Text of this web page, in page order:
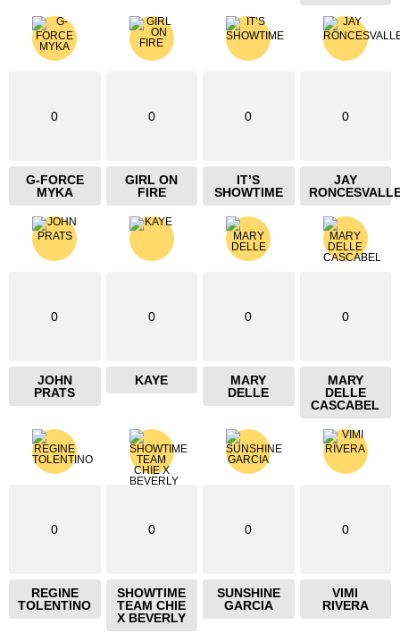
0
G-FORCE
MYKA
0
GIRL ON
FIRE
0
IT’S
SHOWTIME
0
JAY
0
JOHN
PRATS
0
KAYE
0
MARY
DELLE
0
MARY
DELLE
CASCABEL
0
REGINE
TOLENTINO
0
SHOWTIME
TEAM CHIE
X BEVERLY
0
SUNSHINE
GARCIA
0
VIMI
RIVERA